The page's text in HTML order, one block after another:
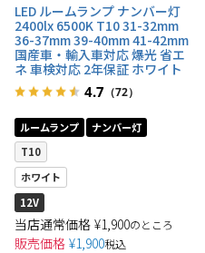
LED ルームランプ ナンバー灯
2400lx 6500K T10 31-32mm
36-37mm 39-40mm 41-42mm
国産車・輸入車対応 爆光 省エ
ネ 車検対応 2年保証 ホワイト
4.7 （72）
ルームランプ
ナンバー灯
T10
ホワイト
12V
当店通常価格 ¥1,900のところ
販売価格 ¥1,900税込